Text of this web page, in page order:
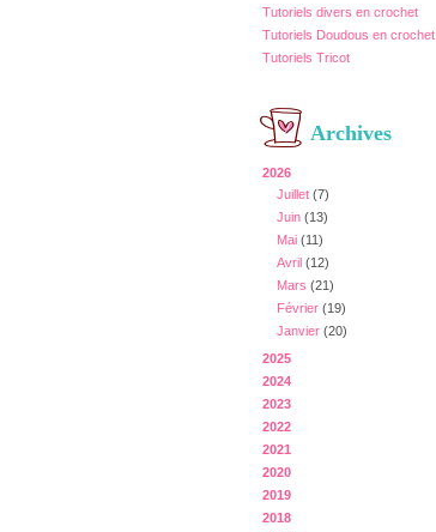
Tutoriels divers en crochet
Tutoriels Doudous en crochet
Tutoriels Tricot
Archives
2026
Juillet (7)
Juin (13)
Mai (11)
Avril (12)
Mars (21)
Février (19)
Janvier (20)
2025
2024
2023
2022
2021
2020
2019
2018